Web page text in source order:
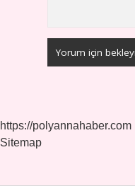
https://polyannahaber.com
Sitemap